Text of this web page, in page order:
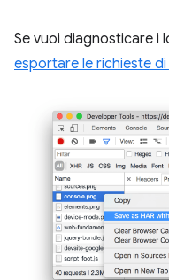
Se vuoi diagnosticare i
esportare le richieste di